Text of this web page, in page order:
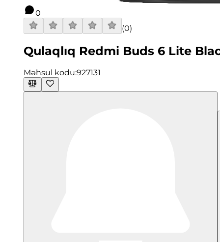
0
(0)
Qulaqlıq Redmi Buds 6 Lite
Məhsul kodu:927131